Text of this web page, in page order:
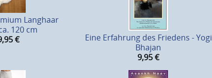
Langhaar
120 cm
€
Eine Erfahrung des Friedens - Yogi
Bhajan
9,95€